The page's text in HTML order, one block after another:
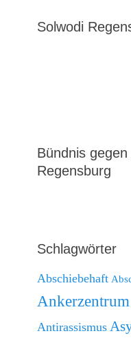
Solwodi
Bündnis
Regensburg
Schlagwörter
Abschiebehaft
Ankerzentrum
Antirassismus